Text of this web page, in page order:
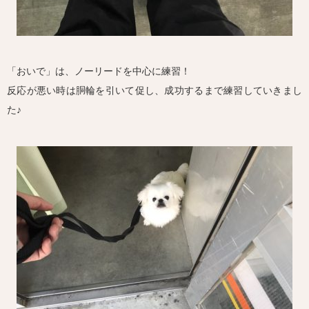
「おいで」は、ノーリードを中心に練習！
反応が悪い時は胴輪を引いて促し、成功するまで練習していきまし
た♪